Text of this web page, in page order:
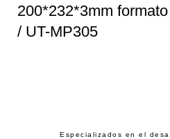
200*232*3mm
/ UT-MP305
Especializados en el